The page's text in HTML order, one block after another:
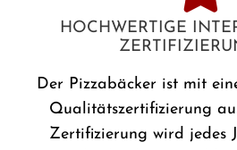
HOCHWERTIGE
Der Pizzabäcker ist mit
Qualitätszertifizierung
Zertifizierung wird jedes